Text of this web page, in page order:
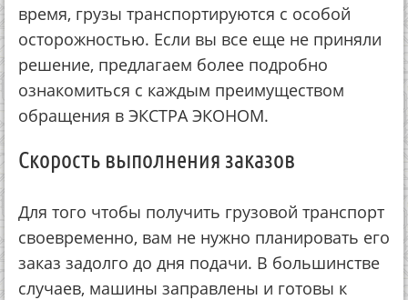
время, грузы транспортируются с особой
осторожностью. Если вы все еще не приняли
решение, предлагаем более подробно
ознакомиться с каждым преимуществом
обращения в ЭКСТРА ЭКОНОМ.
Скорость выполнения заказов
Для того чтобы получить грузовой транспорт
своевременно, вам не нужно планировать его
заказ задолго до дня подачи. В большинстве
случаев, машины заправлены и готовы к